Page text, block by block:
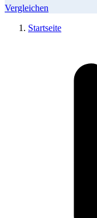
Vergleichen
Startseite